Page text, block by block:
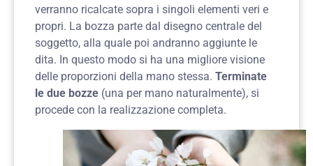
verranno ricalcate sopra i singoli elementi veri e
propri. La bozza parte dal disegno centrale del
soggetto, alla quale poi andranno aggiunte le
dita. In questo modo si ha una migliore visione
delle proporzioni della mano stessa. Terminate
le due bozze (una per mano naturalmente), si
procede con la realizzazione completa.